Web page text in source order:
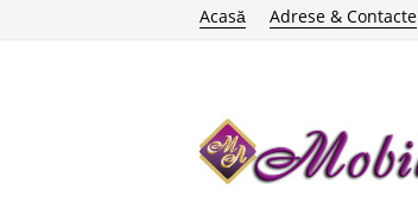
Acasă Adrese & Contacte